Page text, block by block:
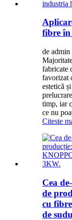
fibre
de
fabricate
favorizat
estetică
timp, iar
ce nu
Citeste
Cea
de
cu
de